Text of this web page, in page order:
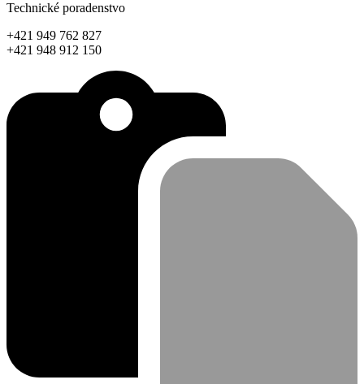
Technické poradenstvo
+421 949 762 827
+421 948 912 150